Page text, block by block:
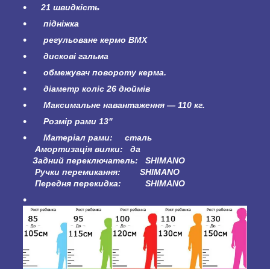
21 швидкість
підніжка
регульоване кермо BMX
дискові гальма
обмежувач повороту керма.
діаметр коліс 26 дюймів
Максимальне навантаження — 110 кг.
Розмір рами 13"
Матеріал рами: сталь
Амортизація вилки: да
Задний переключатель: SHIMANO
Ручки перемикання: SHIMANO
Передня перекидка: SHIMANO